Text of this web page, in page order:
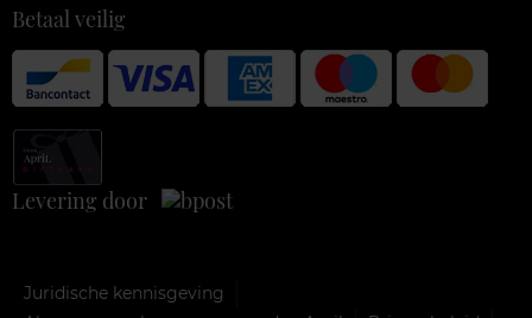
Betaal veilig
Levering door
Juridische kennisgeving